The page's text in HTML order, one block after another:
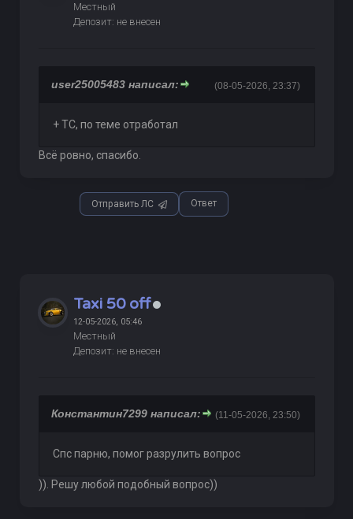
Местный
Депозит: не внесен
(08-05-2026, 23:37)
user25005483 написал:
+ ТС, по теме отработал
Всё ровно, спасибо.
Отправить ЛС Ответ
Taxi 50 off
12-05-2026, 05:46
Местный
Депозит: не внесен
(11-05-2026, 23:50)
Константин7299 написал:
Спс парню, помог разрулить вопрос
)). Решу любой подобный вопрос))